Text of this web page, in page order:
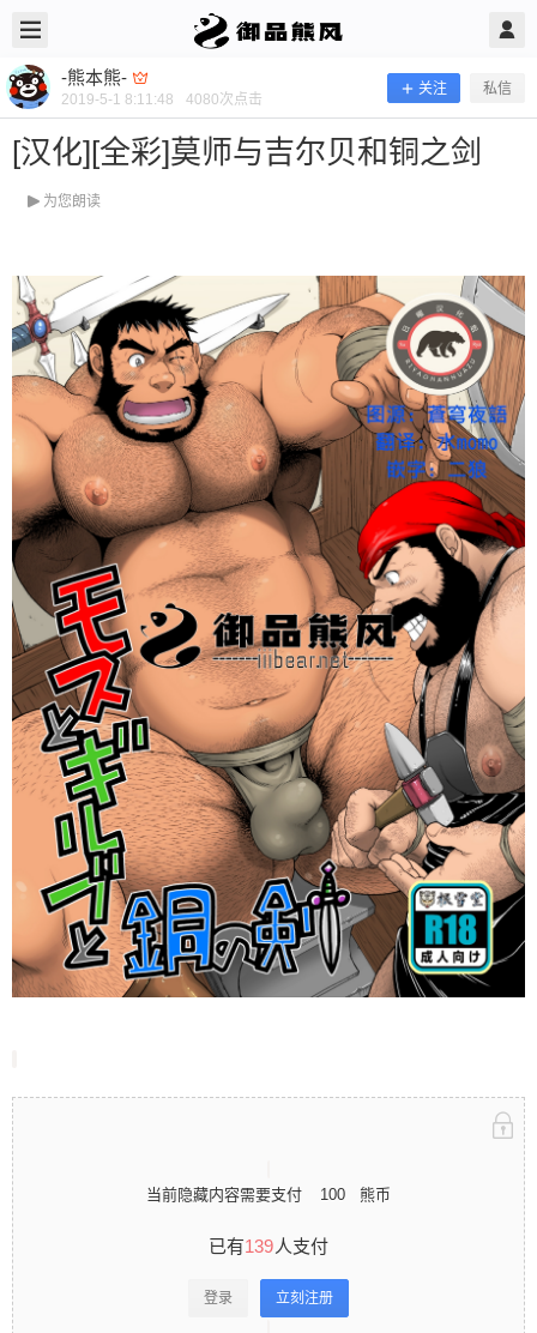
-熊本熊-
2019-5-1 8:11:48 4080次点击
关注 私信
[汉化][全彩]莫师与吉尔贝和铜之剑
为您朗读
当前隐藏内容需要支付 100 熊币
已有139人支付
登录 立刻注册
-熊本熊- @ 御品熊风 2019/5/01
[汉化][全彩]莫师与吉尔贝和铜之剑
当前隐藏内容需要支付100熊币 已有139人支付 登
录立刻注册 0 收藏
扫描二维码继续阅读